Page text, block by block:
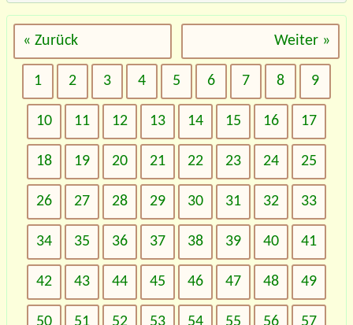
« Zurück Weiter »
1 2 3 4 5 6 7 8 9
10 11 12 13 14 15 16 17
18 19 20 21 22 23 24 25
26 27 28 29 30 31 32 33
34 35 36 37 38 39 40 41
42 43 44 45 46 47 48 49
50 51 52 53 54 55 56 57